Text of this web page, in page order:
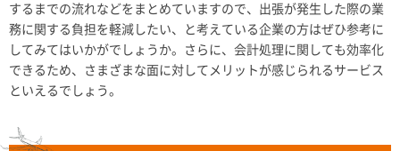
するまでの流れなどをまとめていますので、出張が発生した際の業
務に関する負担を軽減したい、と考えている企業の方はぜひ参考に
してみてはいかがでしょうか。さらに、会計処理に関しても効率化
できるため、さまざまな面に対してメリットが感じられるサービス
といえるでしょう。